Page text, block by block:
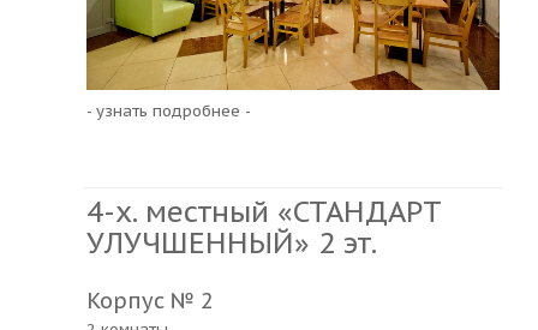
- узнать подробнее -
4-х. местный «СТАНДАРТ
УЛУЧШЕННЫЙ» 2 эт.
Корпус № 2